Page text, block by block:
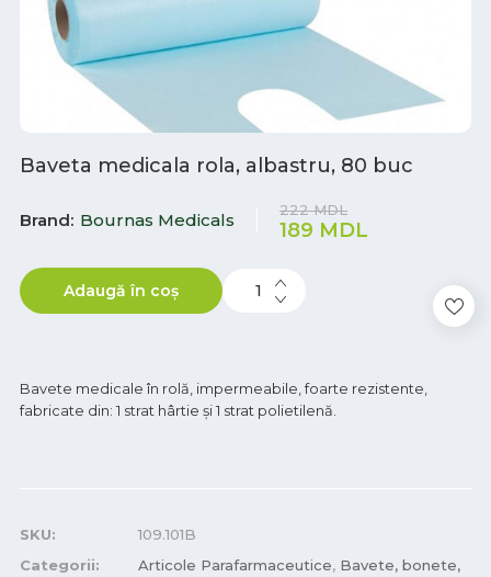
Baveta medicala rola, albastru, 80 buc
Brand Bournas Medicals 222MDL
189 MDL
Adaugă în coș
Bavete medicale în rolă, impermeabile, foarte rezistente,
fabricate din: 1 strat hârtie și 1 strat polietilenă.
SKU:
109.101B
Categorii:
Articole Parafarmaceutice, Bavete, bonete,